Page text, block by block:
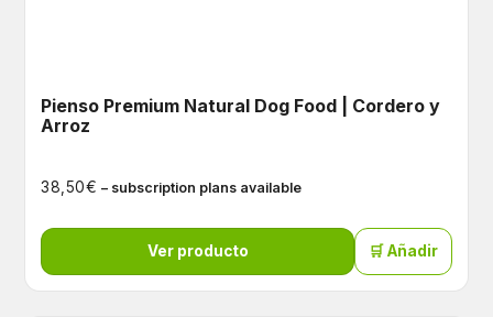
Pienso Premium Natural Dog Food | Cordero y
Arroz
38,50€ – subscription plans available
Ver producto 🛒 Añadir